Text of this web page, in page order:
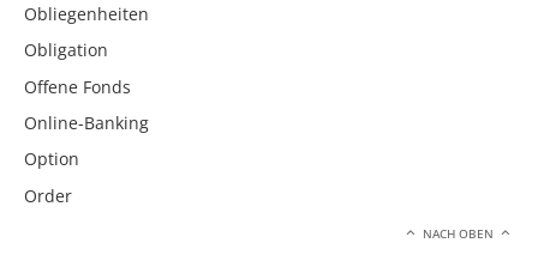
Obliegenheiten
Obligation
Offene Fonds
Online-Banking
Option
Order
NACH OBEN